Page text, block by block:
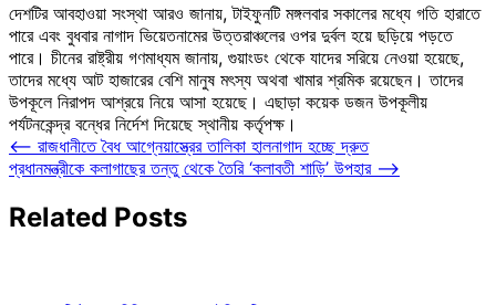
দেশটির আবহাওয়া সংস্থা আরও জানায়, টাইফুনটি মঙ্গলবার সকালের মধ্যে গতি হারাতে
পারে এবং বুধবার নাগাদ ভিয়েতনামের উত্তরাঞ্চলের ওপর দুর্বল হয়ে ছড়িয়ে পড়তে
পারে। চীনের রাষ্ট্রীয় গণমাধ্যম জানায়, গুয়াংডং থেকে যাদের সরিয়ে নেওয়া হয়েছে,
তাদের মধ্যে আট হাজারের বেশি মানুষ মৎস্য অথবা খামার শ্রমিক রয়েছেন। তাদের
উপকূলে নিরাপদ আশ্রয়ে নিয়ে আসা হয়েছে। এছাড়া কয়েক ডজন উপকূলীয়
পর্যটনকেন্দ্র বন্ধের নির্দেশ দিয়েছে স্থানীয় কর্তৃপক্ষ।
Post
navigation
⟵ রাজধানীতে বৈধ আগ্নেয়াস্ত্রের তালিকা হালনাগাদ হচ্ছে দ্রুত
প্রধানমন্ত্রীকে কলাগাছের তন্তু থেকে তৈরি ‘কলাবতী শাড়ি’ উপহার ⟶
Related Posts